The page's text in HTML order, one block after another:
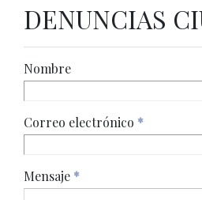
DENUNCIAS
Nombre
Correo electrónico *
Mensaje *